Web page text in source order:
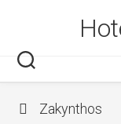
Zakynthos